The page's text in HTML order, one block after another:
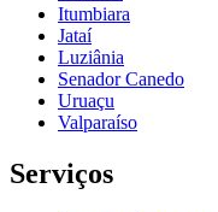
Itumbiara
Jataí
Luziânia
Senador Canedo
Uruaçu
Valparaíso
Serviços